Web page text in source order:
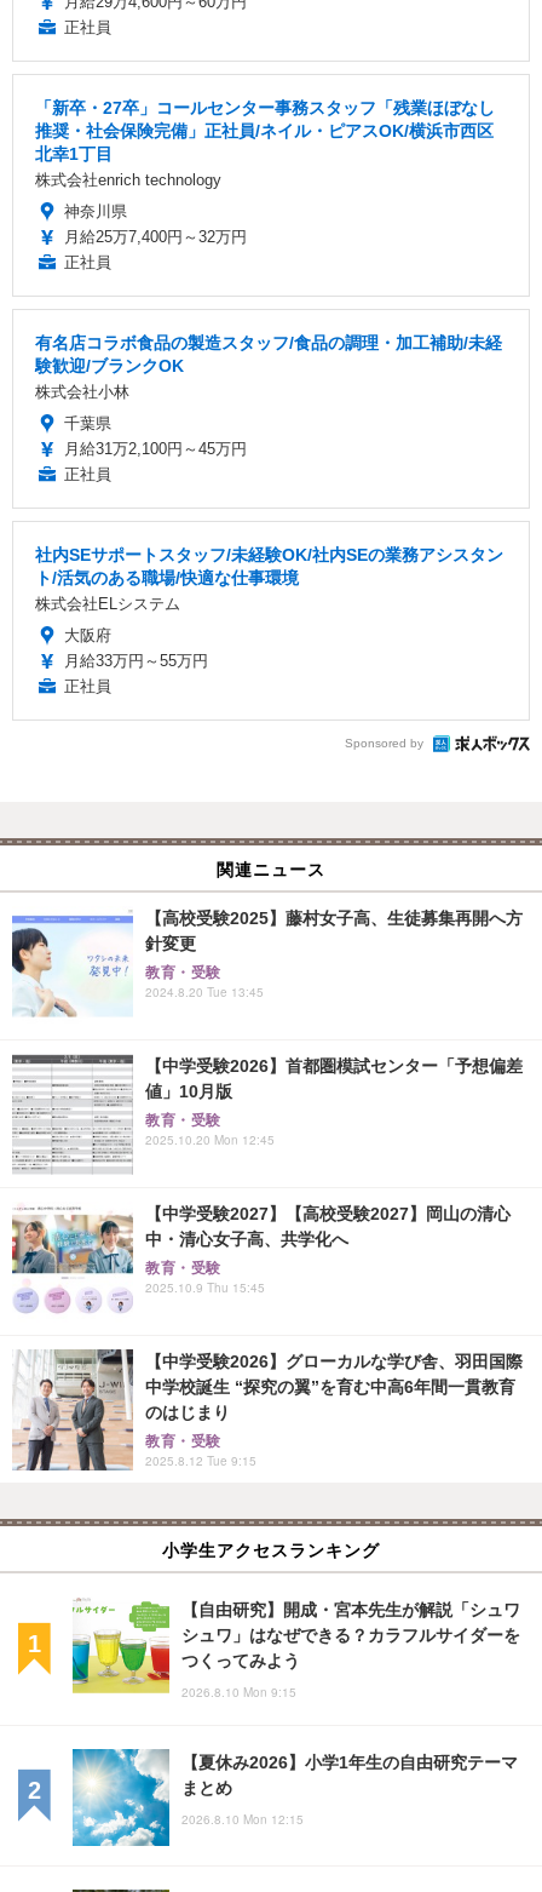
正社員
「新卒・27卒」コールセンター事務スタッフ「残業ほぼなし
推奨・社会保険完備」正社員/ネイル・ピアスOK/横浜市西区
北幸1丁目
株式会社enrich technology
神奈川県
月給25万7,400円～32万円
正社員
有名店コラボ食品の製造スタッフ/食品の調理・加工補助/未経
験歓迎/ブランクOK
株式会社小林
千葉県
月給31万2,100円～45万円
正社員
社内SEサポートスタッフ/未経験OK/社内SEの業務アシスタン
ト/活気のある職場/快適な仕事環境
株式会社ELシステム
大阪府
月給33万円～55万円
正社員
Sponsored by
関連ニュース
【高校受験2025】藤村女子高、生徒募集再開へ方
針変更
教育・受験
2024.8.20 Tue 13:45
【中学受験2026】首都圏模試センター「予想偏差
値」10月版
教育・受験
2025.10.20 Mon 12:45
【中学受験2027】【高校受験2027】岡山の清心
中・清心女子高、共学化へ
教育・受験
2025.10.9 Thu 15:45
【中学受験2026】グローカルな学び舎、羽田国際
中学校誕生 “探究の翼”を育む中高6年間一貫教育
のはじまり
教育・受験
2025.8.12 Tue 9:15
小学生アクセスランキング
【自由研究】開成・宮本先生が解説「シュワ
シュワ」はなぜできる？カラフルサイダーを
つくってみよう
2026.8.10 Mon 9:15
【夏休み2026】小学1年生の自由研究テーマ
まとめ
2026.8.10 Mon 12:15